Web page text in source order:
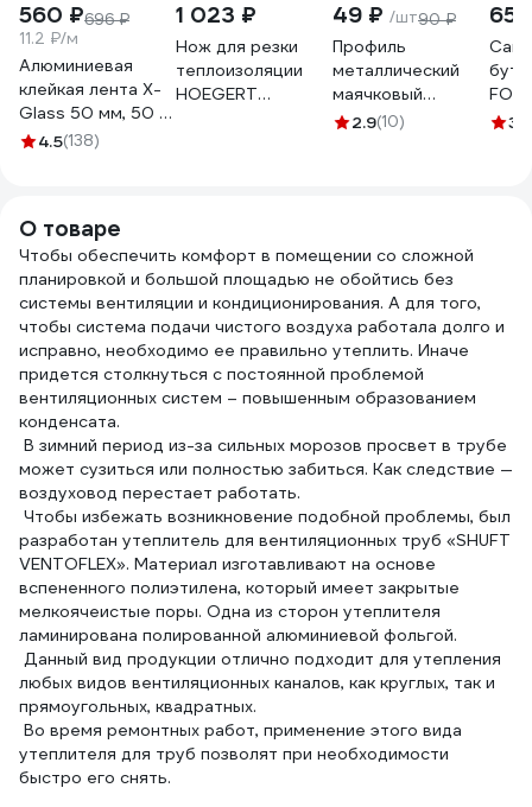
560 ₽696 ₽
11.2 ₽/м
Алюминиевая
клейкая лента X-
Glass 50 мм, 50 м
160374
4.5(138)
1 023 ₽
Нож для резки
теплоизоляции
HOEGERT
49 ₽ /шт90 ₽
Профиль
металлический
маячковый
штукатурный
2.9(10)
3мм
3.9
О товаре
Чтобы обеспечить комфорт в помещении со сложной
планировкой и большой площадью не обойтись без
системы вентиляции и кондиционирования. А для того,
чтобы система подачи чистого воздуха работала долго и
исправно, необходимо ее правильно утеплить. Иначе
придется столкнуться с постоянной проблемой
вентиляционных систем – повышенным образованием
конденсата.
В зимний период из-за сильных морозов просвет в трубе
может сузиться или полностью забиться. Как следствие —
воздуховод перестает работать.
Чтобы избежать возникновение подобной проблемы, был
разработан утеплитель для вентиляционных труб «SHUFT
VENTOFLEX». Материал изготавливают на основе
вспененного полиэтилена, который имеет закрытые
мелкоячеистые поры. Одна из сторон утеплителя
ламинирована полированной алюминиевой фольгой.
Данный вид продукции отлично подходит для утепления
любых видов вентиляционных каналов, как круглых, так и
прямоугольных, квадратных.
Во время ремонтных работ, применение этого вида
утеплителя для труб позволят при необходимости
быстро его снять.